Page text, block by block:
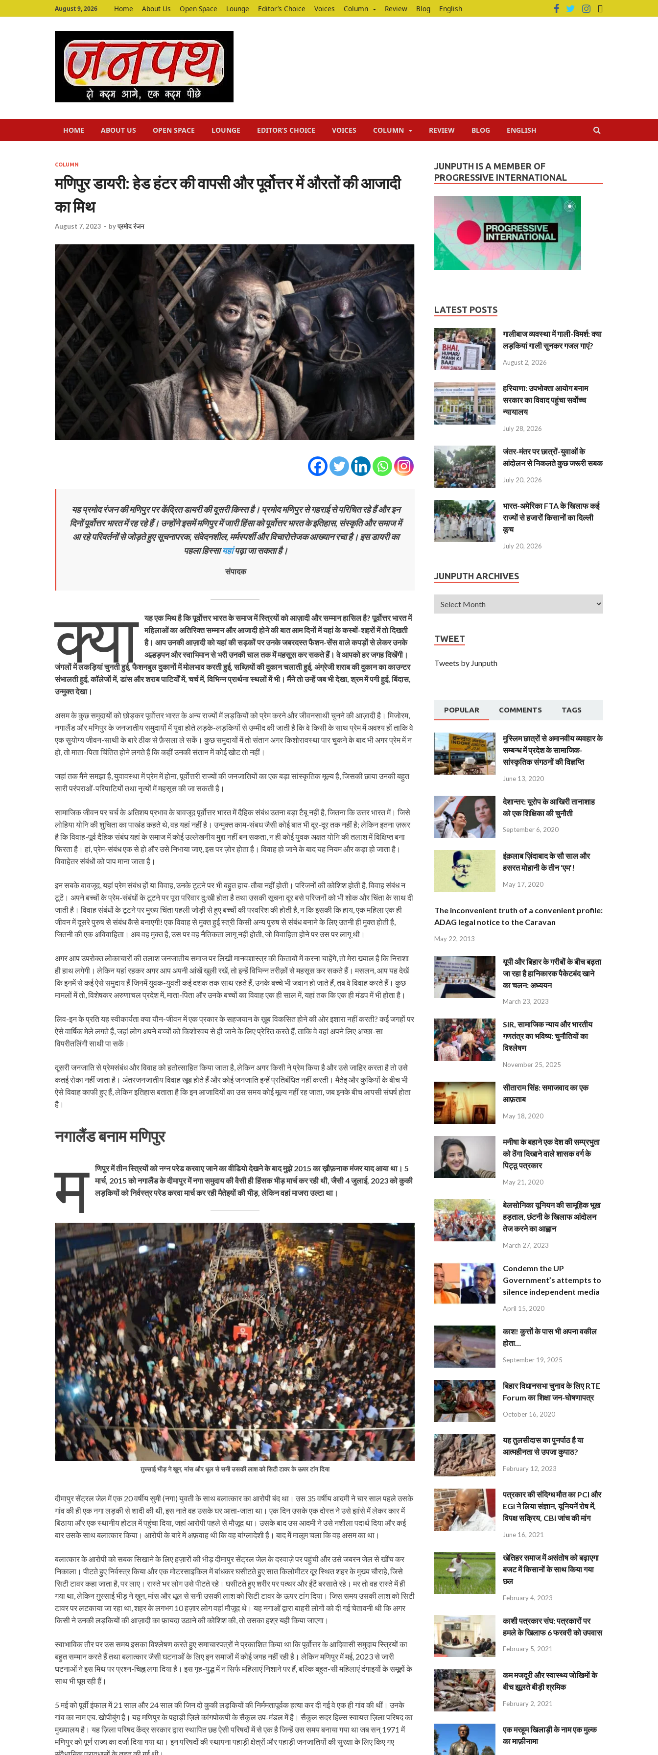
August 9, 2026 Home About Us Open Space Lounge Editor’s Choice Voices Column Review Blog English
HOME ABOUT US OPEN SPACE LOUNGE EDITOR’S CHOICE VOICES COLUMN REVIEW BLOG ENGLISH
COLUMN
मणिपुर डायरी: हेड हंटर की वापसी और पूर्वोत्तर में औरतों की आजादी
का मिथ
August 7, 2023 - byप्रमोद रंजन
यह प्रमोद रंजन की मणिपुर पर केंद्रित डायरी की दूसरी किस्त है। प्रमोद मणिपुर से गहराई से परिचित रहे हैं और इन
दिनों पूर्वोत्तर भारत में रह रहे हैं। उन्होंने इसमें मणिपुर में जारी हिंसा को पूर्वोत्तर भारत के इतिहास, संस्कृति और समाज में
आ रहे परिवर्तनों से जोड़ते हुए सूचनापरक, संवेदनशील, मर्मस्पर्शी और विचारोत्तेजक आख्यान रचा है। इस डायरी का
पहला हिस्सायहांपढ़ा जा सकता है।
संपादक
क्या यह एक मिथ है कि पूर्वोत्तर भारत के समाज में स्त्रियों को आज़ादी और सम्मान हासिल है? पूर्वोत्तर भारत में
महिलाओं का अतिरिक्त सम्मान और आजादी होने की बात आम दिनों में यहां के कस्बों-शहरों में तो दिखती
है। आप उनकी आज़ादी को यहां की सड़कों पर उनके जबरदस्त फैशन-सेंस वाले कपड़ों से लेकर उनके
अल्हड़पन और स्वाभिमान से भरी उनकी चाल तक में महसूस कर सकते हैं। वे आपको हर जगह दिखेंगी।
जंगलों में लकड़ियां चुनती हुई, फैशनबुल दुकानों में मोलभाव करती हुई, सब्ज़ियों की दुकान चलाती हुई, अंग्रेजी शराब की दुकान का काउन्टर
संभालती हुई, कॉलेजों में, डांस और शराब पाटिर्यों में, चर्च में, विभिन्न प्रार्थना स्थलों में भी। मैंने तो उन्हें जब भी देखा, श्रम में पगी हुई, बिंदास,
उन्मुक्त देखा।
असम के कुछ समुदायों को छोड़कर पूर्वोत्तर भारत के अन्य राज्यों में लड़कियों को प्रेम करने और जीवनसाथी चुनने की आज़ादी है। मिजोरम,
नगालैंड और मणिपुर के जनजातीय समुदायों में युवा होते लड़के-लड़कियों से उम्मीद की जाती है कि वे किसी के साथ प्रेम में अवश्य हों ताकि वे
एक सुयोग्य जीवन-साथी के बारे ठीक से फ़ैसला ले सकें। कुछ समुदायों में तो संतान अगर किशोरावस्था पार चुकने के बाद भी अगर प्रेम में न
हो, तो माता-पिता चिंतित होने लगते हैं कि कहीं उनकी संतान में कोई खोट तो नहीं।
जहां तक मैंने समझा है, युवावस्था में प्रेम में होना, पूर्वोत्तरी राज्यों की जनजातियों का एक बड़ा सांस्कृतिक मूल्य है, जिसकी छाया उनकी बहुत
सारी परंपराओं-परिपाटियों तथा नृत्यों में महसूस की जा सकती है।
सामाजिक जीवन पर चर्च के अतिशय प्रभाव के बावजूद पूर्वोत्तर भारत में दैहिक संबंध उतना बड़ा टैबू नहीं है, जितना कि उत्तर भारत में। जिसे
लोहिया योनि की शुचिता का पाखंड कहते थे, वह यहां नहीं है। उन्मुक्त काम-संबध जैसी कोई बात भी दूर-दूर तक नहीं है; लेकिन इतना ज़रूर
है कि विवाह-पूर्व दैहिक संबंध यहां के समाज में कोई उल्लेखनीय मुद्दा नहीं बन सकता, न ही कोई युवक अक्षत योनि की तलाश में विक्षिप्त बना
फिरता है। हां, प्रेम-संबंध एक से हो और उसे निभाया जाए, इस पर ज़ोर होता है। विवाह हो जाने के बाद यह नियम और कड़ा हो जाता है।
विवाहेतर संबंधों को पाप माना जाता है।
इन सबके बावजूद, यहां प्रेम संबंध हों या विवाह, उनके टूटने पर भी बहुत हाय-तौबा नहीं होती। परिजनों की कोशिश होती है, विवाह संबंध न
टूटें। अपने बच्चों के प्रेम-संबंधों के टूटने पर पूरा परिवार दु:खी होता है तथा उसकी सूचना दूर बसे परिजनों को भी शोक और चिंता के साथ दी
जाती है। विवाह संबंधों के टूटने पर मुख्य चिंता पहली जोड़ी से हुए बच्चों की परवरिश की होती है, न कि इसकी कि हाय, एक महिला एक ही
जीवन में दूसरे पुरुष से संबंध कैसे बनाएगी! एक विवाह से मुक्त हुई स्त्री किसी अन्य पुरुष से संबंध बनाने के लिए उतनी ही मुक्त होती है,
जितनी की एक अविवाहिता। अब वह मुक्त है, उस पर वह नैतिकता लागू नहीं होती, जो विवाहिता होने पर उस पर लागू थी।
अगर आप उपरोक्त लोकाचारों की तलाश जनजातीय समाज पर लिखी मानवशास्त्र की किताबों में करना चाहेंगे, तो मेरा ख्याल है कि निराशा
ही हाथ लगेगी। लेकिन यहां रहकर अगर आप अपनी आंखें खुली रखें, तो इन्हें विभिन्न तरीक़ों से महसूस कर सकते हैं। मसलन, आप यह देखें
कि इनमें से कई ऐसे समुदाय हैं जिनमें युवक-युवती कई दशक तक साथ रहते हैं, उनके बच्चे भी जवान हो जाते हैं, तब वे विवाह करते हैं। कुछ
मामलों में तो, विशेषकर अरुणाचल प्रदेश में, माता-पिता और उनके बच्चों का विवाह एक ही साल में, यहां तक कि एक ही मंडप में भी होता है।
लिव-इन के प्रति यह स्वीकार्यता क्या यौन-जीवन में एक प्रकार के सहजयान के ख़ूब विकसित होने की ओर इशारा नहीं करती? कई जगहों पर
ऐसे वार्षिक मेले लगते हैं, जहां लोग अपने बच्चों को किशोरवय से ही जाने के लिए प्रेरित करते हैं, ताकि वे वहां अपने लिए अच्छा-सा
विपरीतलिंगी साथी पा सकें।
दूसरी जनजाति से प्रेमसंबंध और विवाह को हतोत्साहित किया जाता है, लेकिन अगर किसी ने प्रेम किया है और उसे जाहिर करता है तो उसे
कतई रोका नहीं जाता है। अंतरजनजातीय विवाह खूब होते हैं और कोई जनजाति इन्हें प्रतिबंधित नहीं करती। मैतेइ और कुकियों के बीच भी
ऐसे विवाह काफी हुए हैं, लेकिन इतिहास बताता है कि इन आजादियों का उस समय कोई मूल्य नहीं रह जाता, जब इनके बीच आपसी संघर्ष होता
है।
नगालैंड बनाम मणिपुर
म
णिपुर में तीन स्त्रियों को नग्न परेड करवाए जाने का वीडियो देखने के बाद मुझे 2015 का ख़ौफ़नाक मंजर याद आया था। 5
मार्च, 2015 को नगालैंड के दीमापुर में नगा समुदाय की वैसी ही हिंसक भीड़ मार्च कर रही थी, जैसी 4 जुलाई, 2023 को कुकी
लड़कियों को निर्वस्त्र परेड करवा मार्च कर रही मैतेइयों की भीड़, लेकिन वहां माजरा उल्टा था।
ग़ुस्साई भीड़ ने ख़ून, मांस और धूल से सनी उसकी लाश को सिटी टावर के ऊपर टांग दिया
दीमापुर सेंट्रल जेल में एक 20 वर्षीय सुमी (नगा) युवती के साथ बलात्कार का आरोपी बंद था। उस 35 वर्षीय आदमी ने चार साल पहले उसके
गांव की ही एक नगा लड़की से शादी की थी, इस नाते वह उसके घर आता-जाता था। एक दिन उसके एक दोस्त ने उसे झांसे में लेकर कार में
बिठाया और एक स्थानीय होटल में पहुंचा दिया, जहां आरोपी पहले से मौज़ूद था। उसके बाद उस आदमी ने उसे नशीला पदार्थ दिया और कई
बार उसके साथ बलात्कार किया। आरोपी के बारे में अफ़वाह थी कि वह बांग्लादेशी है। बाद में मालूम चला कि वह असम का था।
बलात्कार के आरोपी को सबक सिखाने के लिए हज़ारों की भीड़ दीमापुर सेंट्रल जेल के दरवाज़े पर पहुंची और उसे जबरन जेल से खींच कर
निकाला। पीटते हुए निर्वस्त्र किया और एक मोटरसाइकिल में बांधकर घसीटते हुए सात किलोमीटर दूर स्थित शहर के मुख्य चौराहे, जिसे
सिटी टावर कहा जाता है, पर लाए। रास्ते भर लोग उसे पीटते रहे। घसीटते हुए शरीर पर पत्थर और ईंटें बरसाते रहे। मर तो वह रास्ते में ही
गया था, लेकिन ग़ुस्साई भीड़ ने ख़ून, मांस और धूल से सनी उसकी लाश को सिटी टावर के ऊपर टांग दिया। जिस समय उसकी लाश को सिटी
टावर पर लटकाया जा रहा था, शहर के लगभग 10 हज़ार लोग वहां मौज़ूद थे। यह नगाओं द्वारा बाहरी लोगों को दी गई चेतावनी थी कि अगर
किसी ने उनकी लड़कियों की आज़ादी का फ़ायदा उठाने की कोशिश की, तो उसका हश्र यही किया जाएगा।
स्वाभाविक तौर पर उस समय इसका विश्लेषण करते हुए समाचारपत्रों ने प्रकाशित किया था कि पूर्वोत्तर के आदिवासी समुदाय स्त्रियों का
बहुत सम्मान करते हैं तथा बलात्कार जैसी घटनाओं के लिए इन समाजों में कोई जगह नहीं रही है। लेकिन मणिपुर में मई, 2023 से जारी
घटनाओं ने इस मिथ पर प्रश्न-चिह्न लगा दिया है। इस गृह-युद्ध में न सिर्फ महिलाएं निशाने पर हैं, बल्कि बहुत-सी महिलाएं दंगाइयों के समूहों के
साथ भी घूम रही हैं।
5 मई को पूर्वी इंफाल में 21 साल और 24 साल की जिन दो कुकी लड़कियों की निर्ममतापूर्वक हत्या कर दी गई वे एक ही गांव की थीं। उनके
गांव का नाम एच. खोपीबुंग है। यह मणिपुर के पहाड़ी ज़िले कांगपोकपी के सैकुल उप-मंडल में है। सैकुल सदर हिल्स स्वायत्त ज़िला परिषद का
मुख्यालय है। यह ज़िला परिषद केंद्र सरकार द्वारा स्थापित छह ऐसी परिषदों में से एक है जिन्हें उस समय बनाया गया था जब सन् 1971 में
मणिपुर को पूर्ण राज्य का दर्जा दिया गया था। इन परिषदों की स्थापना पहाड़ी क्षेत्रों और पहाड़ी जनजातियों की सुरक्षा के लिए किए गए
JUNPUTH IS A MEMBER OF
PROGRESSIVE INTERNATIONAL
LATEST POSTS
गालीबाज व्‍यवस्‍था में गाली-विमर्श: क्या
लड़कियां गाली सुनकर गजल गाएं?
August 2, 2026
हरियाणा: उपभोक्ता आयोग बनाम
सरकार का विवाद पहुंचा सर्वोच्च
न्यायालय
July 28, 2026
जंतर-मंतर पर छात्रों-युवाओं के
आंदोलन से निकलते कुछ जरूरी सबक
July 20, 2026
भारत-अमेरिका FTA के खिलाफ कई
राज्यों से हजारों किसानों का दिल्ली
कूच
July 20, 2026
JUNPUTH ARCHIVES
TWEET
Tweets by Junputh
POPULAR COMMENTS TAGS
मुस्लिम छात्रों से अमानवीय व्यवहार के
सम्बन्ध में प्रदेश के सामाजिक-
सांस्कृतिक संगठनों की विज्ञप्ति
June 13, 2020
देशान्‍तर: यूरोप के आखिरी तानाशाह
को एक शिक्षिका की चुनौती
September 6, 2020
इंक़लाब ज़िंदाबाद के सौ साल और
हसरत मोहानी के तीन ‘एम’!
May 17, 2020
The inconvenient truth of a convenient profile:
ADAG legal notice to the Caravan
May 22, 2013
यूपी और बिहार के गरीबों के बीच बढ़ता
जा रहा है हानिकारक पैकेटबंद खाने
का चलन: अध्ययन
March 23, 2023
SIR, सामाजिक न्याय और भारतीय
गणतंत्र का भविष्य: चुनौतियों का
विश्लेषण
November 25, 2025
सीताराम सिंह: समाजवाद का एक
आफ़ताब
May 18, 2020
मनीषा के बहाने एक देश की सम्प्रभुता
को ठेंगा दिखाने वाले शासक वर्ग के
पिट्ठू पत्रकार
May 21, 2020
बेलसोनिका यूनियन की सामूहिक भूख
हड़ताल, छंटनी के खिलाफ आंदोलन
तेज करने का आह्वान
March 27, 2023
Condemn the UP
Government’s attempts to
silence independent media
April 15, 2020
काश! कुत्तों के पास भी अपना वकील
होता…
September 19, 2025
बिहार विधानसभा चुनाव के लिए RTE
Forum का शिक्षा जन-घोषणापत्र
October 16, 2020
यह तुलसीदास का पुनर्पाठ है या
आत्महीनता से उपजा कुपाठ?
February 12, 2023
पत्रकार की संदिग्ध मौत का PCI और
EGI ने लिया संज्ञान, यूनियनें रोष में,
विपक्ष सक्रिय, CBI जांच की मांग
June 16, 2021
खेतिहर समाज में असंतोष को बढ़ाएगा
बजट में किसानों के साथ किया गया
छल
February 4, 2023
काशी पत्रकार संघ: पत्रकारों पर
हमले के खिलाफ 6 फरवरी को उपवास
February 5, 2021
कम मजदूरी और स्वास्थ्य जोखिमों के
बीच झूलते बीड़ी श्रमिक
February 2, 2021
एक मरहूम खिलाड़ी के नाम एक मुल्क
का माफ़ीनामा